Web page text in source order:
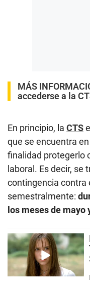
MÁS
accederse a la
En principio, la CTS
que se encuentra
finalidad protegerlo
laboral. Es decir, se
contingencia contra
semestralmente:
los meses de mayo